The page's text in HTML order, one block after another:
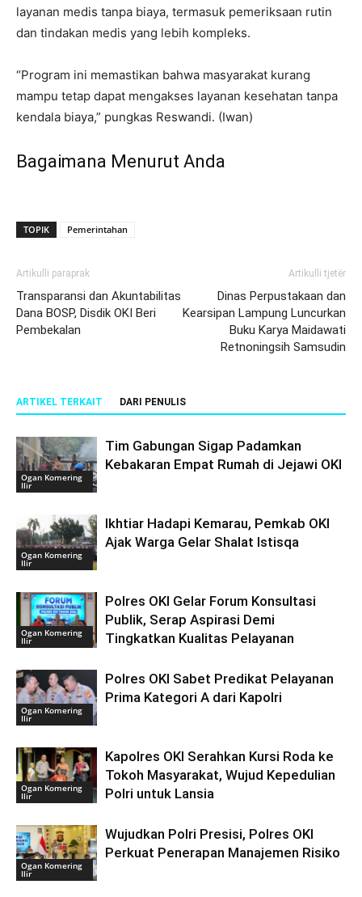
layanan medis tanpa biaya, termasuk pemeriksaan rutin
dan tindakan medis yang lebih kompleks.
“Program ini memastikan bahwa masyarakat kurang
mampu tetap dapat mengakses layanan kesehatan tanpa
kendala biaya,” pungkas Reswandi. (Iwan)
Bagaimana Menurut Anda
TOPIK Pemerintahan
Artikulli paraprak
Transparansi dan Akuntabilitas
Dana BOSP, Disdik OKI Beri
Pembekalan
Artikulli tjetër
Dinas Perpustakaan dan
Kearsipan Lampung Luncurkan
Buku Karya Maidawati
Retnoningsih Samsudin
ARTIKEL TERKAIT DARI PENULIS
Ogan Komering
Ilir
Tim Gabungan Sigap Padamkan
Kebakaran Empat Rumah di Jejawi OKI
Ogan Komering
Ilir
Ikhtiar Hadapi Kemarau, Pemkab OKI
Ajak Warga Gelar Shalat Istisqa
Ogan Komering
Ilir
Polres OKI Gelar Forum Konsultasi
Publik, Serap Aspirasi Demi
Tingkatkan Kualitas Pelayanan
Ogan Komering
Ilir
Polres OKI Sabet Predikat Pelayanan
Prima Kategori A dari Kapolri
Ogan Komering
Ilir
Kapolres OKI Serahkan Kursi Roda ke
Tokoh Masyarakat, Wujud Kepedulian
Polri untuk Lansia
Ogan Komering
Ilir
Wujudkan Polri Presisi, Polres OKI
Perkuat Penerapan Manajemen Risiko